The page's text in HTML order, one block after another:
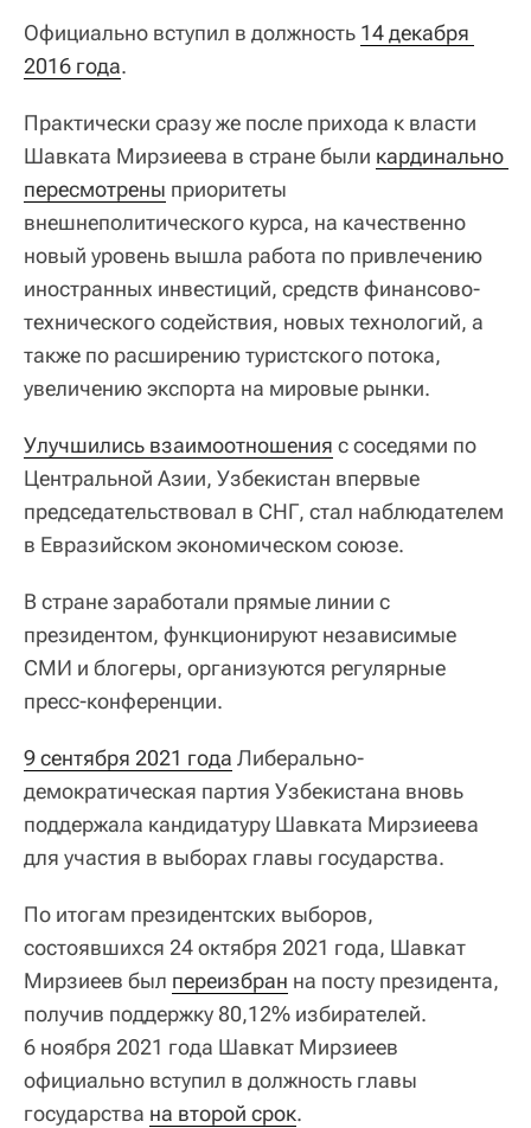
Официально вступил в должность 14 декабря
2016 года.
Практически сразу же после прихода к власти
Шавката Мирзиеева в стране были кардинально
пересмотрены приоритеты
внешнеполитического курса, на качественно
новый уровень вышла работа по привлечению
иностранных инвестиций, средств финансово-
технического содействия, новых технологий, а
также по расширению туристского потока,
увеличению экспорта на мировые рынки.
Улучшились взаимоотношения с соседями по
Центральной Азии, Узбекистан впервые
председательствовал в СНГ, стал наблюдателем
в Евразийском экономическом союзе.
В стране заработали прямые линии с
президентом, функционируют независимые
СМИ и блогеры, организуются регулярные
пресс-конференции.
9 сентября 2021 года Либерально-
демократическая партия Узбекистана вновь
поддержала кандидатуру Шавката Мирзиеева
для участия в выборах главы государства.
По итогам президентских выборов,
состоявшихся 24 октября 2021 года, Шавкат
Мирзиеев был переизбран на посту президента,
получив поддержку 80,12% избирателей.
6 ноября 2021 года Шавкат Мирзиеев
официально вступил в должность главы
государства на второй срок.